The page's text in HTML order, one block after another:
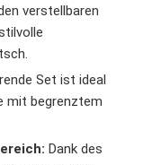
verstellbaren
Set ist ideal
mit begrenztem
Dank des